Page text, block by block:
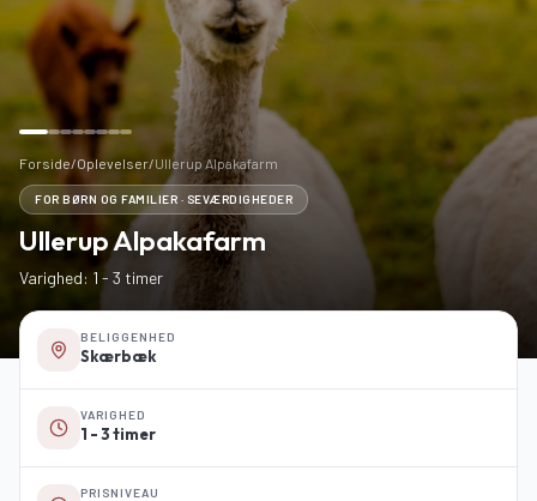
Forside/Oplevelser/Ullerup Alpakafarm
FOR BØRN OG FAMILIER · SEVÆRDIGHEDER
Ullerup Alpakafarm
Varighed: 1 - 3 timer
BELIGGENHED
Skærbæk
VARIGHED
1 - 3 timer
PRISNIVEAU